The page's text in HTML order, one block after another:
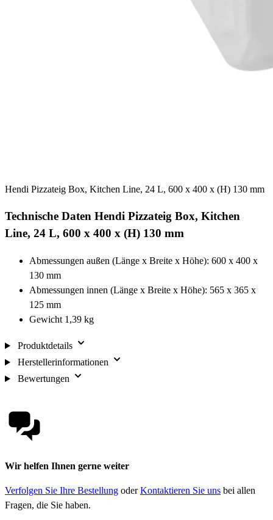
Hendi Pizzateig Box, Kitchen Line, 24 L, 600 x 400 x (H) 130 mm
Technische Daten Hendi Pizzateig Box, Kitchen
Line, 24 L, 600 x 400 x (H) 130 mm
Abmessungen außen (Länge x Breite x Höhe): 600 x 400 x
130 mm
Abmessungen innen (Länge x Breite x Höhe): 565 x 365 x
125 mm
Gewicht 1,39 kg
Produktdetails
Herstellerinformationen
Bewertungen
Wir helfen Ihnen gerne weiter
Verfolgen Sie Ihre Bestellung oderKontaktieren Sie uns bei allen
Fragen, die Sie haben.